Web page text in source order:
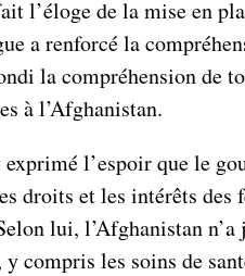
l’éloge de la mise en
a renforcé la
la compréhension de
à l’Afghanistan.
l’espoir que le
droits et les intérêts
lui, l’Afghanistan
compris les soins de